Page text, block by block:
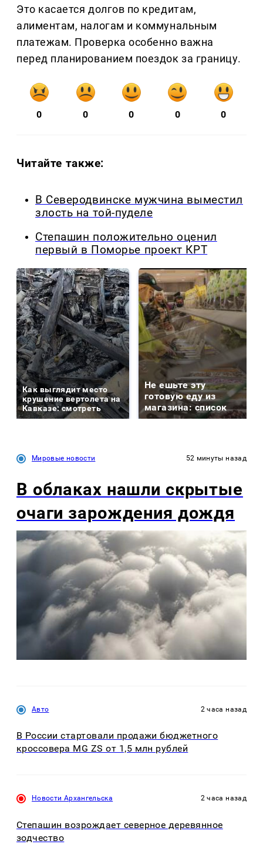
Это касается долгов по кредитам,
алиментам, налогам и коммунальным
платежам. Проверка особенно важна
перед планированием поездок за границу.
0 0 0 0 0
Читайте также:
В Северодвинске мужчина выместил
злость на той-пуделе
Степашин положительно оценил
первый в Поморье проект КРТ
Как выглядит место
крушение вертолета на
Кавказе: смотреть
Не ешьте эту
готовую еду из
магазина: список
Мировые новости 52 минуты назад
В облаках нашли скрытые
очаги зарождения дождя
Авто 2 часа назад
В России стартовали продажи бюджетного
кроссовера MG ZS от 1,5 млн рублей
Новости Архангельска 2 часа назад
Степашин возрождает северное деревянное
зодчество